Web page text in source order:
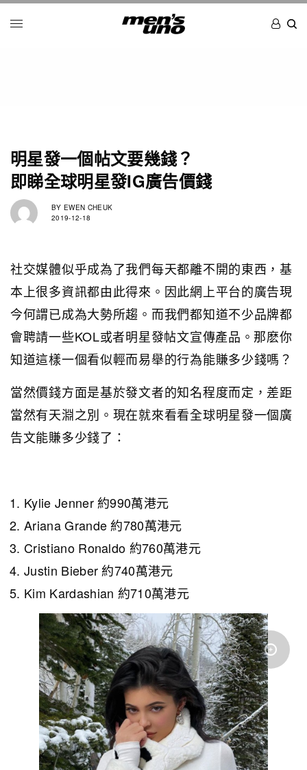
明星發一個帖文要幾錢？
即睇全球明星發IG廣告價錢
BY EWEN CHEUK
2019-12-18
社交媒體似乎成為了我們每天都離不開的東西，基
本上很多資訊都由此得來。因此網上平台的廣告現
今何謂已成為大勢所趨。而我們都知道不少品牌都
會聘請一些KOL或者明星發帖文宣傳產品。那麽你
知道這樣一個看似輕而易舉的行為能賺多少錢嗎？
當然價錢方面是基於發文者的知名程度而定，差距
當然有天淵之別。現在就來看看全球明星發一個廣
告文能賺多少錢了：
Kylie Jenner 約990萬港元
Ariana Grande 約780萬港元
Cristiano Ronaldo 約760萬港元
Justin Bieber 約740萬港元
Kim Kardashian 約710萬港元